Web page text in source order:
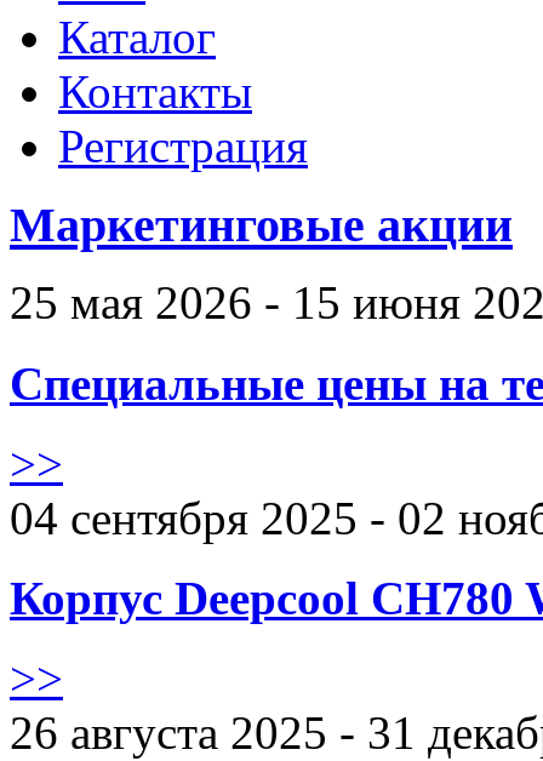
Каталог
Контакты
Регистрация
Маркетинговые акции
25 мая 2026 - 15 июня
Специальные цены на
>>
04 сентября 2025 - 02
Корпус Deepcool CH780
>>
26 августа 2025 - 31